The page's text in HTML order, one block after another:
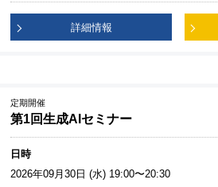
詳細情報
定期開催
第1回生成AIセミナー
日時
2026年09月30日 (水) 19:00〜20:30